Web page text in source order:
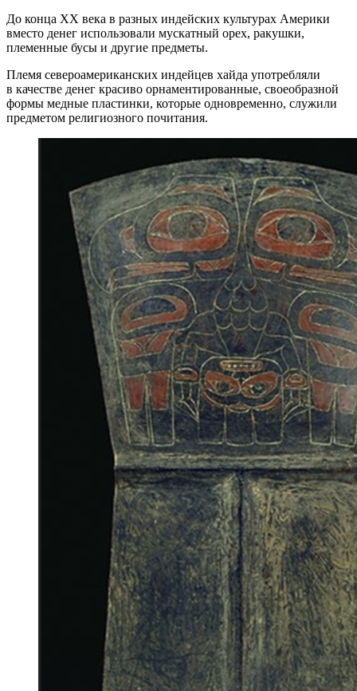
До конца XX века в разных индейских культурах Америки
вместо денег использовали мускатный орех, ракушки,
племенные бусы и другие предметы.
Племя североамериканских индейцев хайда употребляли
в качестве денег красиво орнаментированные, своеобразной
формы медные пластинки, которые одновременно, служили
предметом религиозного почитания.